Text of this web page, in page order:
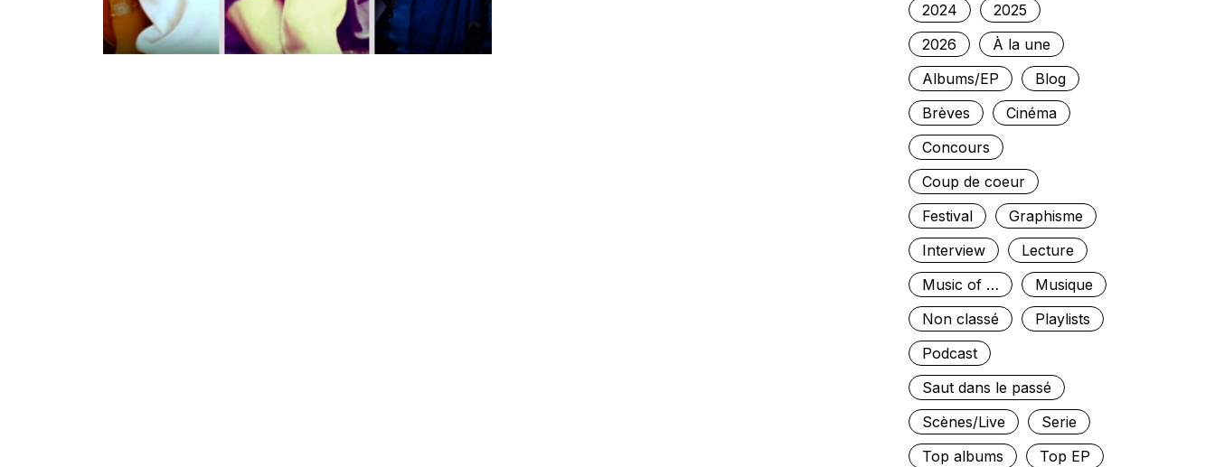
2024
2025
2026
À la une
Albums/EP
Blog
Brèves
Cinéma
Concours
Coup de coeur
Festival
Graphisme
Interview
Lecture
Music of …
Musique
Non classé
Playlists
Podcast
Saut dans le passé
Scènes/Live
Serie
Top albums
Top EP